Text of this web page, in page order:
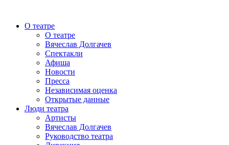
О театре
О театре
Вячеслав Долгачев
Спектакли
Афиша
Новости
Пресса
Независимая оценка
Открытые данные
Люди театра
Артисты
Вячеслав Долгачев
Руководство театра